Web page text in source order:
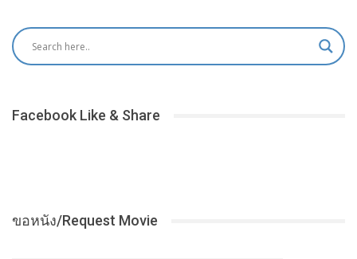
Facebook Like & Share
ขอหนัง/Request Movie